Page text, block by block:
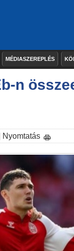
MÉDIASZEREPLÉS
n
Nyomtatás